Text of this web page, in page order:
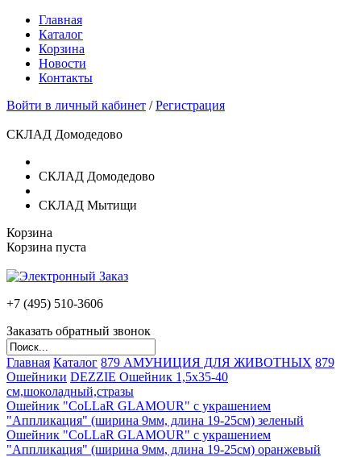
Главная
Каталог
Корзина
Новости
Контакты
Войти в личный кабинет /Регистрация
СКЛАД Домодедово
СКЛАД Домодедово
СКЛАД Мытищи
Корзина
Корзина пуста
+7 (495) 510-3606
Заказать обратный звонок
Главная Каталог 879 АМУНИЦИЯ ДЛЯ ЖИВОТНЫХ 879
Ошейники DEZZIE Ошейник 1,5x35-40
см,шоколадный,стразы
Ошейник "CoLLaR GLAMOUR" с украшением
"Аппликация" (ширина 9мм, длина 19-25см) зеленый
Ошейник "CoLLaR GLAMOUR" с украшением
"Аппликация" (ширина 9мм, длина 19-25см) оранжевый